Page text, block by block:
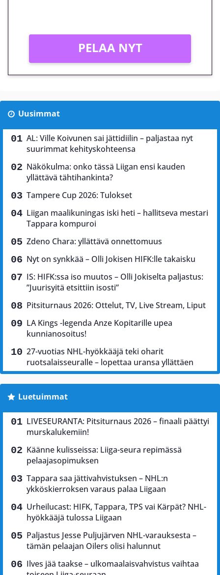
PELAA NYT
Uusimmat
AL: Ville Koivunen sai jättidiilin – paljastaa nyt
suurimmat kehityskohteensa
Näkökulma: onko tässä Liigan ensi kauden
yllättävä tähtihankinta?
Tampere Cup 2026: Tulokset
Liigan maalikuningas iski heti – hallitseva mestari
Tappara kompuroi
Zdeno Chara: yllättävä onnettomuus
Nyt on synkkää – Olli Jokisen HIFK:lle takaisku
IS: HIFK:ssa iso muutos – Olli Jokiselta paljastus:
”Juurisyitä etsittiin isosti”
Pitsiturnaus 2026: Ottelut, TV, Live Stream, Liput
LA Kings -legenda Anze Kopitarille upea
kunnianosoitus!
27-vuotias NHL-hyökkääjä teki oharit
ruotsalaisseuralle – lopettaa uransa yllättäen
Luetuimmat
LIVESEURANTA: Pitsiturnaus 2026 – finaali päättyi
murskalukemiin!
Käänne kulisseissa: Liiga-seura repimässä
pelaajasopimuksen
Tappara saa jättivahvistuksen – NHL:n
ykköskierroksen varaus palaa Liigaan
Urheilucast: HIFK, Tappara, TPS vai Kärpät? NHL-
hyökkääjä tulossa Liigaan
Paljastus Jesse Puljujärven NHL-varauksesta –
tämän pelaajan Oilers olisi halunnut
Ilves jää taakse – ulkomaalaisvahvistus vaihtaa